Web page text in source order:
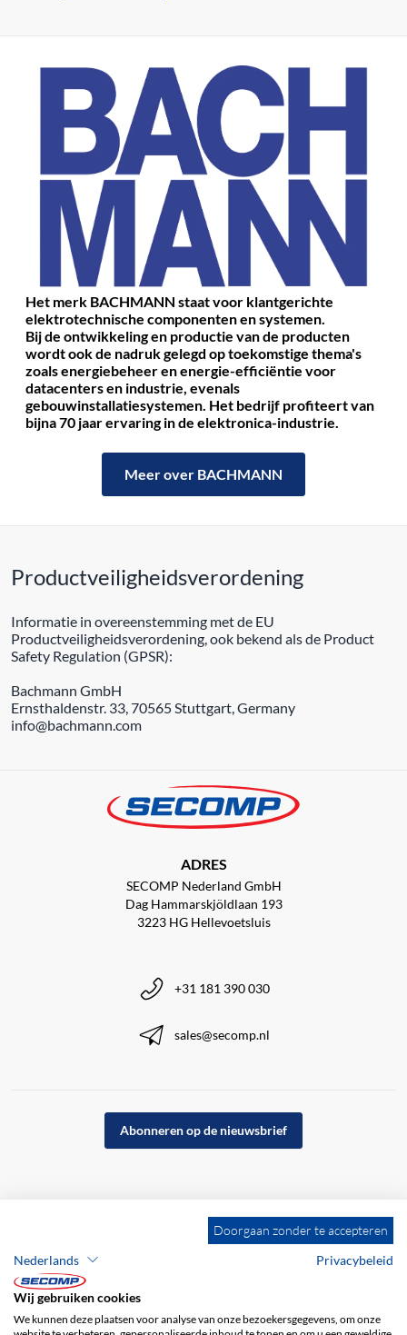
Het merk BACHMANN staat voor klantgerichte
elektrotechnische componenten en systemen.
Bij de ontwikkeling en productie van de producten
wordt ook de nadruk gelegd op toekomstige thema's
zoals energiebeheer en energie-efficiëntie voor
datacenters en industrie, evenals
gebouwinstallatiesystemen. Het bedrijf profiteert van
bijna 70 jaar ervaring in de elektronica-industrie.
Meer over BACHMANN
Productveiligheidsverordening
Informatie in overeenstemming met de EU
Productveiligheidsverordening, ook bekend als de Product
Safety Regulation (GPSR):
Bachmann GmbH
Ernsthaldenstr. 33, 70565 Stuttgart, Germany
info@bachmann.com
ADRES
SECOMP Nederland GmbH
Dag Hammarskjöldlaan 193
3223 HG Hellevoetsluis
+31 181 390 030
sales@secomp.nl
Abonneren op de nieuwsbrief
Doorgaan zonder te accepteren
Nederlands
Privacybeleid
Wij gebruiken cookies
We kunnen deze plaatsen voor analyse van onze bezoekersgegevens, om onze